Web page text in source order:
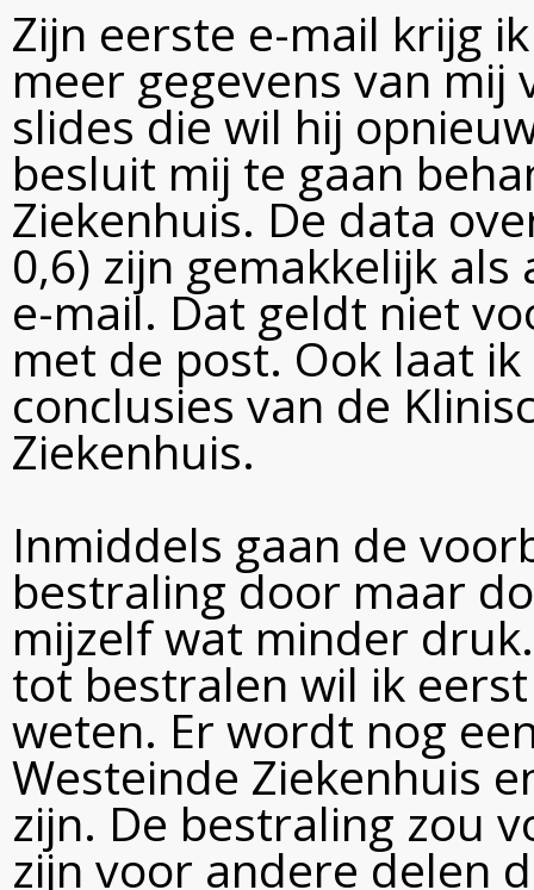
Zijn eerste e-mail krijg
meer gegevens van
slides die wil hij
besluit mij te gaan
Ziekenhuis. De data
0,6) zijn gemakkelijk
e-mail. Dat geldt niet
met de post. Ook laat
conclusies van de
Ziekenhuis.
Inmiddels gaan de
bestraling door maar
mijzelf wat minder
tot bestralen wil ik
weten. Er wordt nog
Westeinde Ziekenhuis
zijn. De bestraling zou
zijn voor andere delen